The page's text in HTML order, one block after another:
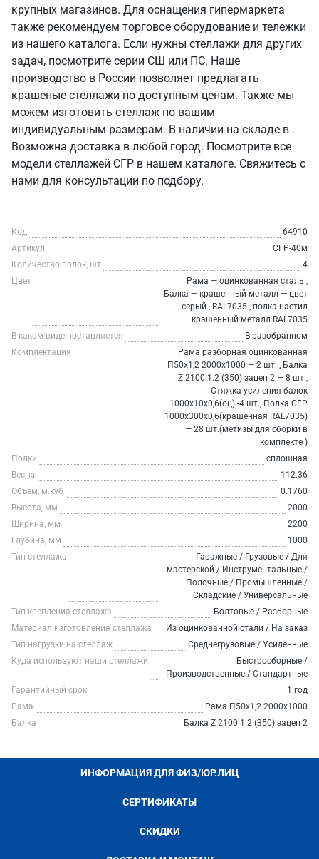
крупных магазинов. Для оснащения гипермаркета
также рекомендуем торговое оборудование и тележки
из нашего каталога. Если нужны стеллажи для других
задач, посмотрите серии СШ или ПС. Наше
производство в России позволяет предлагать
крашеные стеллажи по доступным ценам. Также мы
можем изготовить стеллаж по вашим
индивидуальным размерам. В наличии на складе в .
Возможна доставка в любой город. Посмотрите все
модели стеллажей СГР в нашем каталоге. Свяжитесь с
нами для консультации по подбору.
Код
64910
Артикул
СГР-40м
Количество полок, шт
4
Цвет
Рама — оцинкованная сталь ,
Балка — крашенный металл — цвет
серый , RAL7035 , полка-настил
крашенный металл RAL7035
В каком виде поставляется
В разобранном
Комплектация
Рама разборная оцинкованная
П50х1,2 2000х1000 — 2 шт. , Балка
Z 2100 1.2 (350) зацеп 2 — 8 шт.,
Стяжка усиления балок
1000х10х0,6(оц) -4 шт., Полка СГР
1000х300х0,6(крашенная RAL7035)
— 28 шт.(метизы для сборки в
комплекте )
Полки
сплошная
Вес, кг
112.36
Объем, м.куб
0.1760
Высота, мм
2000
Ширина, мм
2200
Глубина, мм
1000
Тип стеллажа
Гаражные / Грузовые / Для
мастерской / Инструментальные /
Полочные / Промышленные /
Складские / Универсальные
Тип крепления стеллажа
Болтовые / Разборные
Материал изготовления стеллажа
Из оцинкованной стали / На заказ
Тип нагрузки на стеллаж
Среднегрузовые / Усиленные
Куда используют наши стеллажи
Быстросборные /
Производственные / Стандартные
Гарантийный срок
1 год
Рама
Рама П50х1,2 2000х1000
Балка
Балка Z 2100 1.2 (350) зацеп 2
ИНФОРМАЦИЯ ДЛЯ ФИЗ/ЮР.ЛИЦ
СЕРТИФИКАТЫ
СКИДКИ